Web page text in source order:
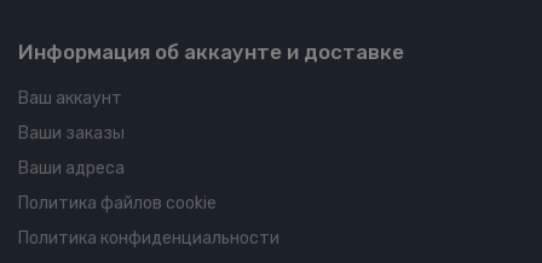
Информация об аккаунте и доставке
Ваш аккаунт
Ваши заказы
Ваши адреса
Политика файлов cookie
Политика конфиденциальности